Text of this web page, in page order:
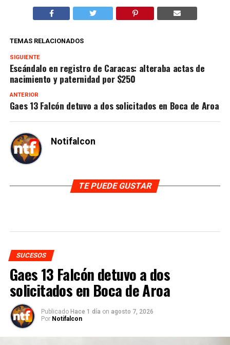
TEMAS RELACIONADOS
SIGUIENTE
Escándalo en registro de Caracas: alteraba actas de
nacimiento y paternidad por $250
ANTERIOR
Gaes 13 Falcón detuvo a dos solicitados en Boca de Aroa
Notifalcon
TE PUEDE GUSTAR
SUCESOS
Gaes 13 Falcón detuvo a dos
solicitados en Boca de Aroa
Publicado Hace 1 día on agosto 7, 2026
Por Notifalcon